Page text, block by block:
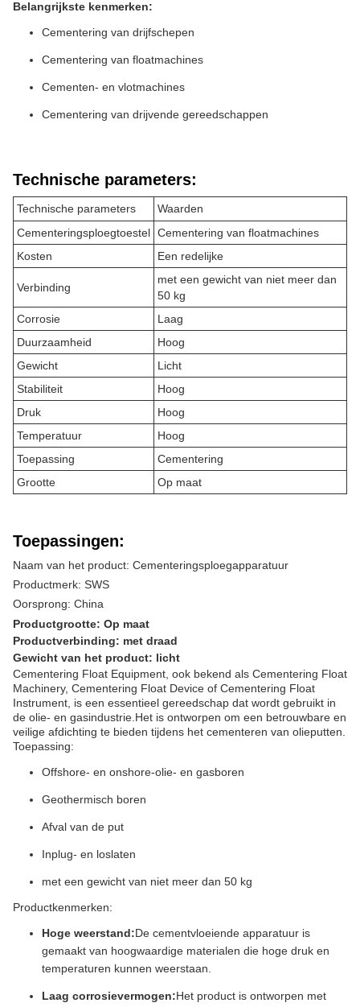
Belangrijkste kenmerken:
Cementering van drijfschepen
Cementering van floatmachines
Cementen- en vlotmachines
Cementering van drijvende gereedschappen
Technische parameters:
Technische parameters
Waarden
Cementeringsploegtoestel Cementering van floatmachines
Kosten
Een redelijke
Verbinding
met een gewicht van niet meer dan
50 kg
Corrosie
Laag
Duurzaamheid
Hoog
Gewicht
Licht
Stabiliteit
Hoog
Druk
Hoog
Temperatuur
Hoog
Toepassing
Cementering
Grootte
Op maat
Toepassingen:
Naam van het product: Cementeringsploegapparatuur
Productmerk: SWS
Oorsprong: China
Productgrootte: Op maat
Productverbinding: met draad
Gewicht van het product: licht
Cementering Float Equipment, ook bekend als Cementering Float
Machinery, Cementering Float Device of Cementering Float
Instrument, is een essentieel gereedschap dat wordt gebruikt in
de olie- en gasindustrie.Het is ontworpen om een betrouwbare en
veilige afdichting te bieden tijdens het cementeren van olieputten.
Toepassing:
Offshore- en onshore-olie- en gasboren
Geothermisch boren
Afval van de put
Inplug- en loslaten
met een gewicht van niet meer dan 50 kg
Productkenmerken:
Hoge weerstand:De cementvloeiende apparatuur is
gemaakt van hoogwaardige materialen die hoge druk en
temperaturen kunnen weerstaan.
Laag corrosievermogen:Het product is ontworpen met